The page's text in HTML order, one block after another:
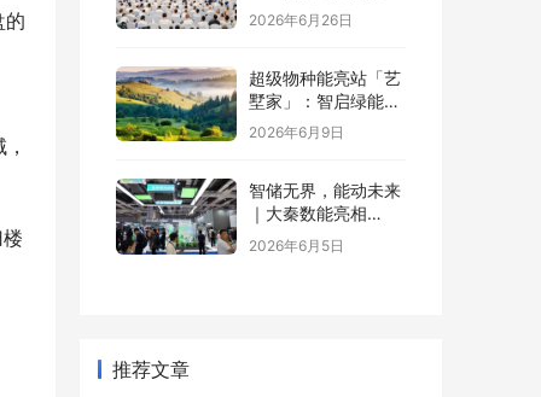
的
城盛大开幕
2026年6月26日
超级物种能亮站「艺
墅家」：智启绿能，
省钱又增值
2026年6月9日
智储无界，能动未来
｜大秦数能亮相
SNEC，以全场景储
能方案诠释“智储”新
2026年6月5日
推荐文章